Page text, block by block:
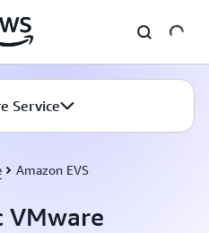
Service
Amazon EVS
VMware